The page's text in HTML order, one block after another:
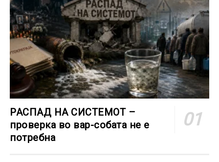
РАСПАД НА СИСТЕМОТ –
проверка во вар-собата не е
потребна